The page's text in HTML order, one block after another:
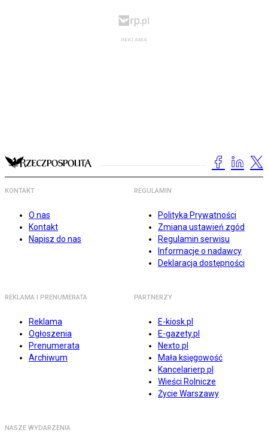
KONTAKT
O nas
Kontakt
Napisz do nas
REGULAMIN
Polityka Prywatności
Zmiana ustawień zgód
Regulamin serwisu
Informacje o nadawcy
Deklaracja dostępności
REKLAMA I PRENUMERATA
Reklama
Ogłoszenia
Prenumerata
Archiwum
PARTNERZY
E-kiosk.pl
E-gazety.pl
Nexto.pl
Mała księgowość
Kancelarierp.pl
Wieści Rolnicze
Życie Warszawy
NASZE WYDARZENIA